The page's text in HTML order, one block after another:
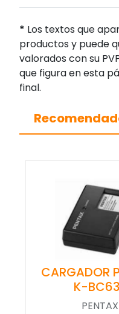
* Los textos que
productos y puede
valorados con su
que figura en esta
final.
CARGADOR
K-
PENTAX